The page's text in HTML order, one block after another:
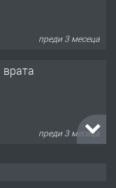
преди 3 месеца
врата
преди 3 месеца